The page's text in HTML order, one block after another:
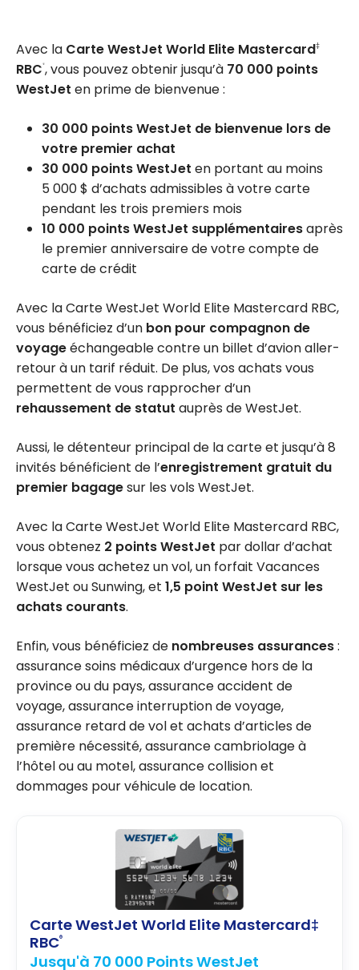
Avec la Carte WestJet World Elite Mastercard‡
RBC®, vous pouvez obtenir jusqu’à 70 000 points
WestJet en prime de bienvenue :
30 000 points WestJet de bienvenue lors de
votre premier achat
30 000 points WestJet en portant au moins
5 000 $ d’achats admissibles à votre carte
pendant les trois premiers mois
10 000 points WestJet supplémentairesaprès
le premier anniversaire de votre compte de
carte de crédit
Avec la Carte WestJet World Elite Mastercard RBC,
vous bénéficiez d’un bon pour compagnon de
voyageéchangeable contre un billet d’avion aller-
retour à un tarif réduit. De plus, vos achats vous
permettent de vous rapprocher d’un
rehaussement de statut auprès de WestJet.
Aussi, le détenteur principal de la carte et jusqu’à 8
invités bénéficient de l’enregistrement gratuit du
premier bagagesur les vols WestJet.
Avec la Carte WestJet World Elite Mastercard RBC,
vous obtenez 2 points WestJet par dollar d’achat
lorsque vous achetez un vol, un forfait Vacances
WestJet ou Sunwing, et 1,5 point WestJet sur les
achats courants.
Enfin, vous bénéficiez de nombreuses assurances:
assurance soins médicaux d’urgence hors de la
province ou du pays, assurance accident de
voyage, assurance interruption de voyage,
assurance retard de vol et achats d’articles de
première nécessité, assurance cambriolage à
l’hôtel ou au motel, assurance collision et
dommages pour véhicule de location.
Carte WestJet World Elite Mastercard‡
RBC®
Jusqu'à 70 000 Points WestJet